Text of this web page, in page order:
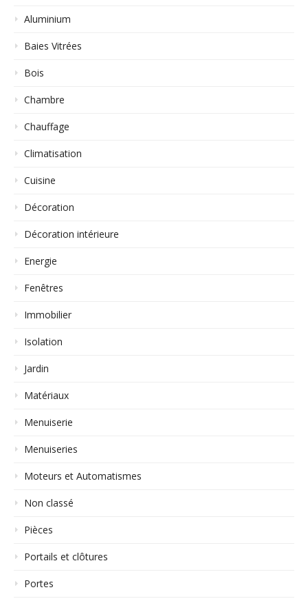
Aluminium
Baies Vitrées
Bois
Chambre
Chauffage
Climatisation
Cuisine
Décoration
Décoration intérieure
Energie
Fenêtres
Immobilier
Isolation
Jardin
Matériaux
Menuiserie
Menuiseries
Moteurs et Automatismes
Non classé
Pièces
Portails et clôtures
Portes